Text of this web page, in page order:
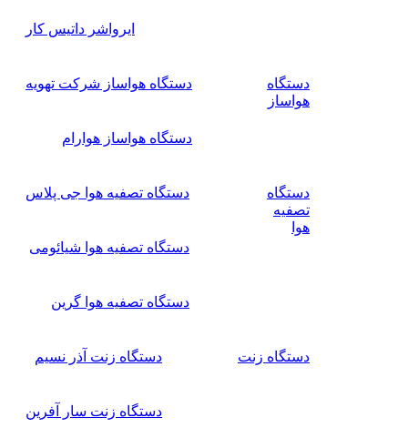
ایرواشر داتیس کار
دستگاه
هواساز
دستگاه هواساز شرکت تهویه
دستگاه هواساز هوارام
دستگاه
تصفیه
هوا
دستگاه تصفیه هوا جی پلاس
دستگاه تصفیه هوا شیائومی
دستگاه تصفیه هوا گرین
دستگاه زنت دستگاه زنت آذر نسیم
دستگاه زنت سار آفرین